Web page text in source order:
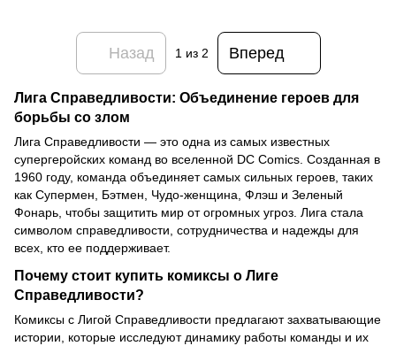
Назад 1из 2 Вперед
Лига Справедливости: Объединение героев для
борьбы со злом
Лига Справедливости — это одна из самых известных
супергеройских команд во вселенной DC Comics. Созданная в
1960 году, команда объединяет самых сильных героев, таких
как Супермен, Бэтмен, Чудо-женщина, Флэш и Зеленый
Фонарь, чтобы защитить мир от огромных угроз. Лига стала
символом справедливости, сотрудничества и надежды для
всех, кто ее поддерживает.
Почему стоит купить комиксы о Лиге
Справедливости?
Комиксы с Лигой Справедливости предлагают захватывающие
истории, которые исследуют динамику работы команды и их